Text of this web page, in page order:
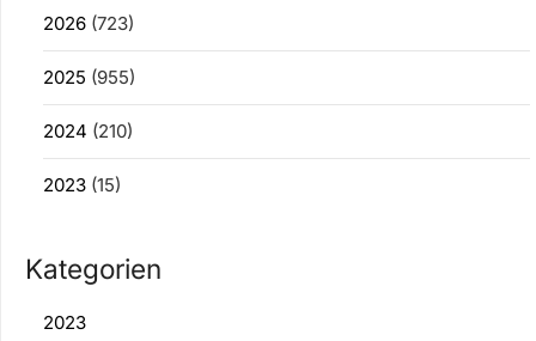
2026 (723)
2025 (955)
2024 (210)
2023 (15)
Kategorien
2023